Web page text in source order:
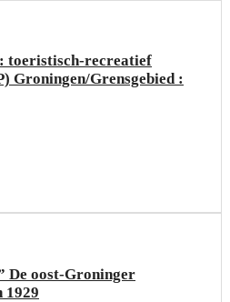
toeristisch-recreatief
Groningen/Grensgebied :
De oost-Groninger
1929